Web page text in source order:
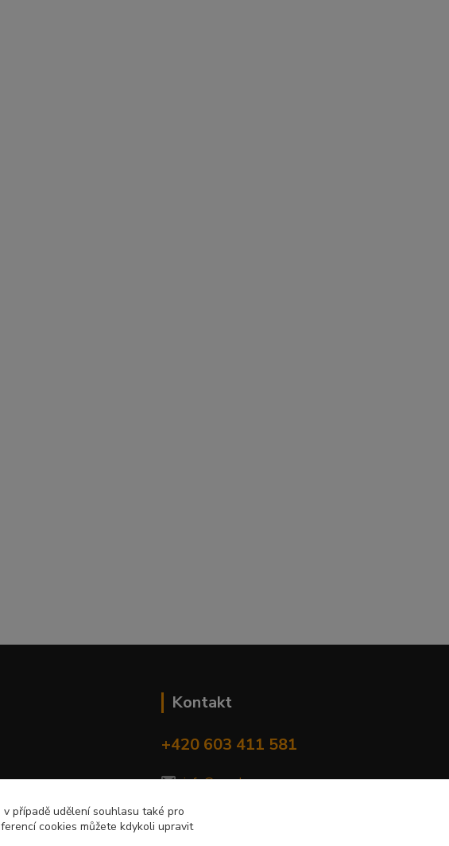
Kontakt
+420 603 411 581
info@sp-el.cz
případě udělení souhlasu také pro
cookies můžete kdykoli upravit